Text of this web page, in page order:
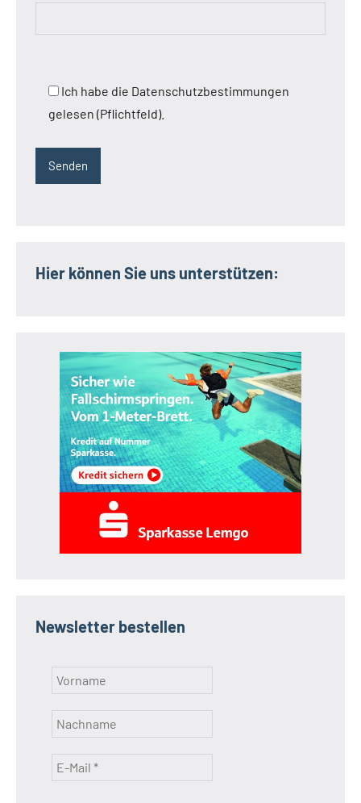
Ich habe die Datenschutzbestimmungen
gelesen (Pflichtfeld).
Hier können Sie uns unterstützen:
Newsletter bestellen